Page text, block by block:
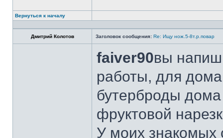
Вернуться к началу
Дмитрий Колотов Заголовок сообщения: Re: Ищу нож.5-8т.р.повар
faiver90вы
работы, для
бутерброды дома
фруктовой
У моих знакомых